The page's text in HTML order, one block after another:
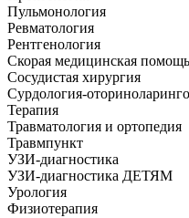
Пульмонология
Ревматология
Рентгенология
Скорая медицинская помощь
Сосудистая хирургия
Сурдология-
Терапия
Травматология и ортопедия
Травмпункт
УЗИ-диагностика
УЗИ-диагностика ДЕТЯМ
Урология
Физиотерапия